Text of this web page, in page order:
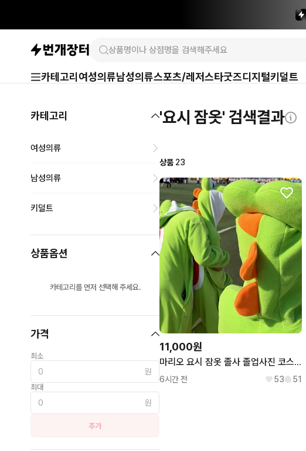
카테고리 여성의류남성의류스포츠/레저스타굿즈디지털키덜트
카테고리
여성의류
남성의류
키덜트
상품옵션
카테고리를 먼저 선택해 주세요.
가격
최소
원
최대
원
추가
'요시 잠옷' 검색결과
상품 23
11,000원
마리오 요시 잠옷 졸사 졸업사진 코스튬 대여
6시간 전 53 51